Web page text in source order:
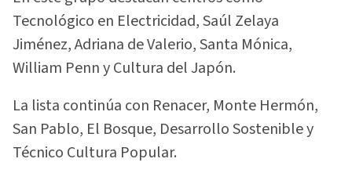
Tecnológico en Electricidad, Saúl Zelaya
Jiménez, Adriana de Valerio, Santa Mónica,
William Penn y Cultura del Japón.
La lista continúa con Renacer, Monte Hermón,
San Pablo, El Bosque, Desarrollo Sostenible y
Técnico Cultura Popular.